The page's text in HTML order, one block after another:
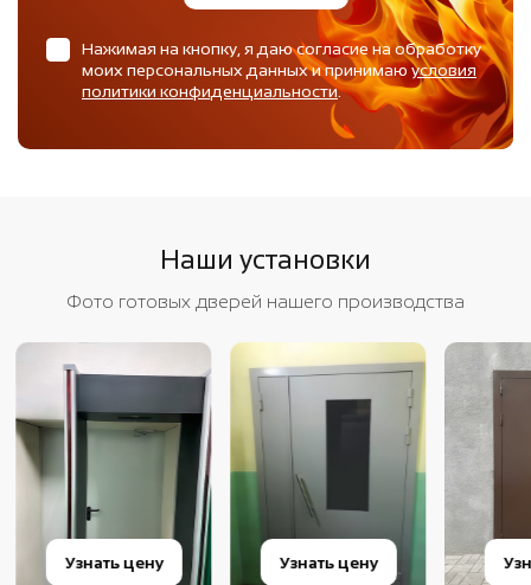
Нажимая на кнопку, я даю согласие на обработку
моих персональных данных и принимаюусловия
политики конфиденциальности.
Наши установки
Фото готовых дверей нашего производства
Узнать цену Узнать цену